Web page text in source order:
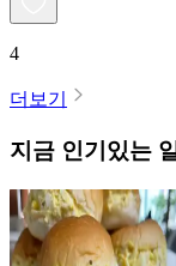
4
더보기
지금 인기있는